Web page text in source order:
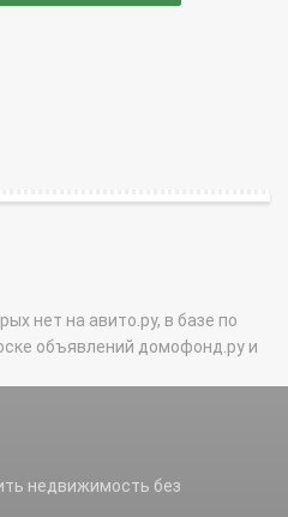
нет на авито.ру, в базе по
объявлений домофонд.ру и
недвижимость без